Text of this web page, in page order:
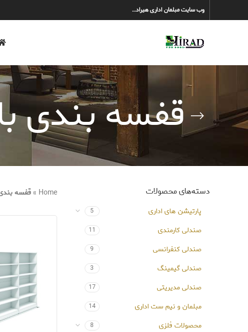
وب سایت مبلمان اداری هیراد…
قفسه بندی
دسته‌های محصولات
پارتیشن های اداری 5
صندلی کارمندی 11
صندلی کنفرانسی 9
صندلی گیمینگ 3
صندلی مدیریتی 17
مبلمان و نیم ست اداری 14
محصولات فلزی 8
Home
»قفسه بندی